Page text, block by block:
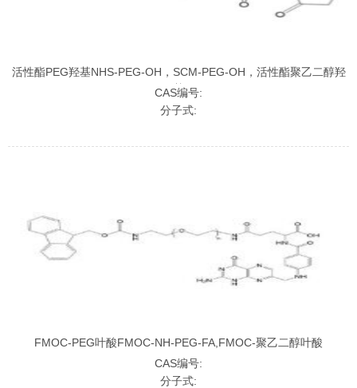
活性酯PEG羟基NHS-PEG-OH，SCM-PEG-OH，活性酯聚乙二醇羟
基
CAS编号:
分子式:
FMOC-PEG叶酸FMOC-NH-PEG-FA,FMOC-聚乙二醇叶酸
CAS编号:
分子式: